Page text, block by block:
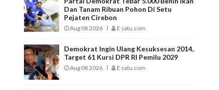
Dan Tanam Ribuan Pohon Di Setu
Pejaten Cirebon
Aug 08 2026 E satu.com
Demokrat Ingin Ulang Kesuksesan 2014,
Target 61 Kursi DPR RI Pemilu 2029
Aug 08 2026 E satu.com